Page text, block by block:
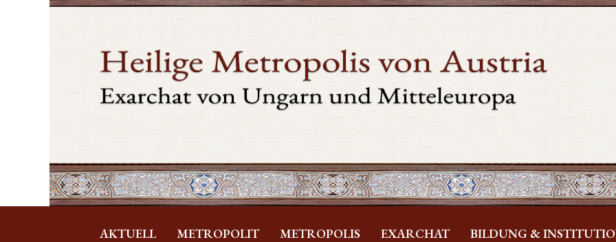
AKTUELL METROPOLIT METROPOLIS EXARCHAT BILDUNG &